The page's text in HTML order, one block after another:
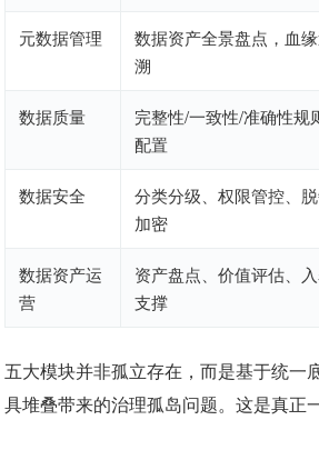
元数据管理
数据资产全景盘点，血
溯
数据质量
完整性/一致性/准确性规
配置
数据安全
分类分级、权限管控、
加密
数据资产运
营
资产盘点、价值评估、
支撑
五大模块并非孤立存在，而是基于统
具堆叠带来的治理孤岛问题。这是真正